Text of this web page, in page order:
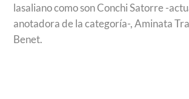
lasaliano como son Conchi Satorre -
anotadora de la categoría-, Aminata
Benet.